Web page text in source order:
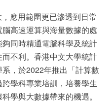
應用範圍更已滲透到日常
高速運算與海量數據的處
同時精通電腦科學及統計
不利。香港中文大學統計
系，於2022年推出「計算數
學科專業培訓，培養學生
學與大數據帶來的機遇。